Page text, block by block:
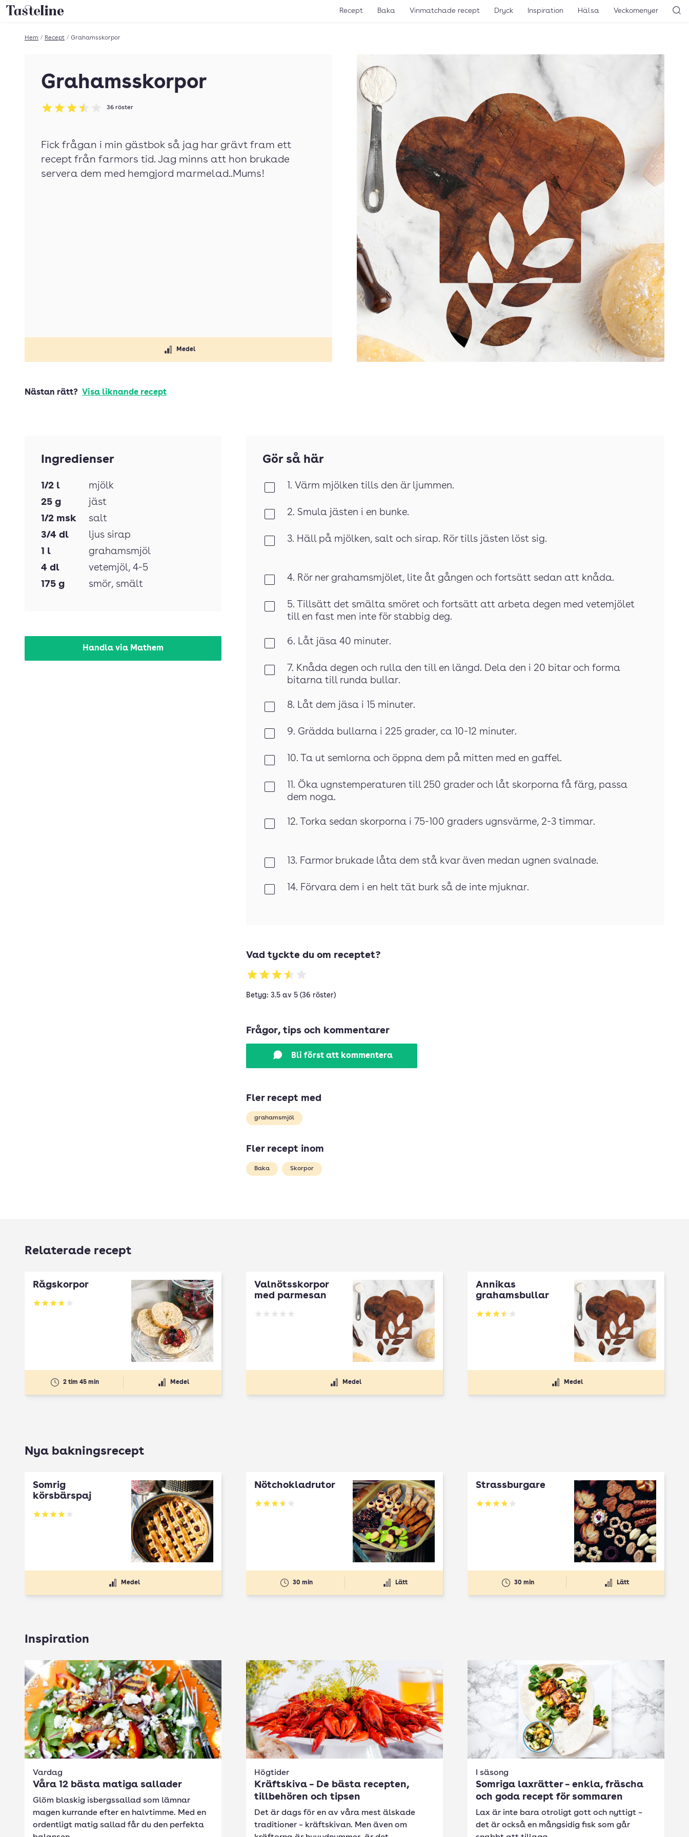
Till Tastelines startsida Recept Baka Vinmatchade recept Dryck Inspiration Hälsa Veckomenyer
Hem / Recept / Grahamsskorpor
Grahamsskorpor
Betyg: 3.5 av 5
36 röster
Medel
Fick frågan i min gästbok så jag har grävt fram ett
recept från farmors tid. Jag minns att hon brukade
servera dem med hemgjord marmelad..Mums!
Nästan rätt? Visa liknande recept
Ingredienser
1/2 l
mjölk
25 g
jäst
1/2 msk
salt
3/4 dl
ljus sirap
1 l
grahamsmjöl
4 dl vetemjöl, 4-5
175 g smör, smält
Handla via Mathem
Gör så här
1. Värm mjölken tills den är ljummen.
2. Smula jästen i en bunke.
3. Häll på mjölken, salt och sirap. Rör tills jästen löst sig.
4. Rör ner grahamsmjölet, lite åt gången och fortsätt sedan att knåda.
5. Tillsätt det smälta smöret och fortsätt att arbeta degen med vetemjölet
till en fast men inte för stabbig deg.
6. Låt jäsa 40 minuter.
7. Knåda degen och rulla den till en längd. Dela den i 20 bitar och forma
bitarna till runda bullar.
8. Låt dem jäsa i 15 minuter.
9. Grädda bullarna i 225 grader, ca 10-12 minuter.
10. Ta ut semlorna och öppna dem på mitten med en gaffel.
11. Öka ugnstemperaturen till 250 grader och låt skorporna få färg, passa
dem noga.
12. Torka sedan skorporna i 75-100 graders ugnsvärme, 2-3 timmar.
13. Farmor brukade låta dem stå kvar även medan ugnen svalnade.
14. Förvara dem i en helt tät burk så de inte mjuknar.
Vad tyckte du om receptet?
Betyg: 3.5 av 5 (36 röster)
Frågor, tips och kommentarer
Bli först att kommentera
Fler recept med
grahamsmjöl
Fler recept inom
Baka Skorpor
Relaterade recept
Rågskorpor
Betyg: 3.71 av 5
2 tim 45 min Medel
Valnötsskorpor
med parmesan
Betyg: 0 av 5
Medel
Annikas
grahamsbullar
Betyg: 3.5 av 5
Medel
Nya bakningsrecept
Somrig
körsbärspaj
Betyg: 4 av 5
Medel
Nötchokladrutor
Betyg: 3.65 av 5
30 min Lätt
Strassburgare
Betyg: 3.78 av 5
30 min Lätt
Inspiration
Vardag
Våra 12 bästa matiga sallader
Glöm blaskig isbergssallad som lämnar
magen kurrande efter en halvtimme. Med en
ordentligt matig sallad får du den perfekta
Högtider
Kräftskiva – De bästa recepten,
tillbehören och tipsen
Det är dags för en av våra mest älskade
traditioner – kräftskivan. Men även om
I säsong
Somriga laxrätter – enkla, fräscha
och goda recept för sommaren
Lax är inte bara otroligt gott och nyttigt –
det är också en mångsidig fisk som går